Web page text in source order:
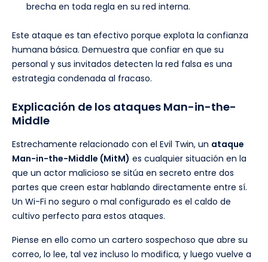
brecha en toda regla en su red interna.
Este ataque es tan efectivo porque explota la confianza
humana básica. Demuestra que confiar en que su
personal y sus invitados detecten la red falsa es una
estrategia condenada al fracaso.
Explicación de los ataques Man-in-the-
Middle
Estrechamente relacionado con el Evil Twin, un ataque
Man-in-the-Middle (MitM) es cualquier situación en la
que un actor malicioso se sitúa en secreto entre dos
partes que creen estar hablando directamente entre sí.
Un Wi-Fi no seguro o mal configurado es el caldo de
cultivo perfecto para estos ataques.
Piense en ello como un cartero sospechoso que abre su
correo, lo lee, tal vez incluso lo modifica, y luego vuelve a